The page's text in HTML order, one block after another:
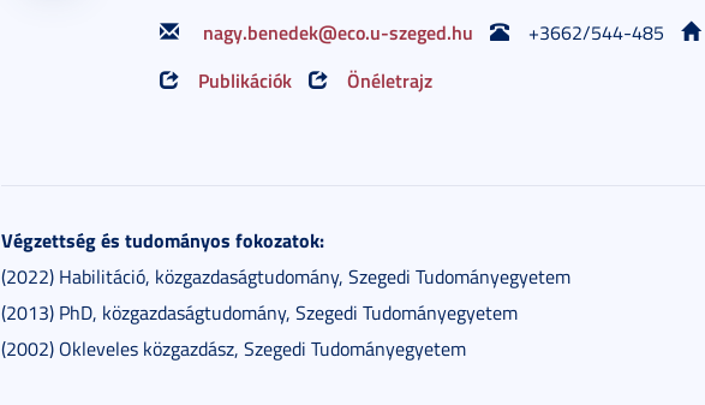
nagy.benedek@eco.u-szeged.hu
+3662/544-485
Publikációk
Önéletrajz
Végzettség és tudományos fokozatok:
(2022) Habilitáció, közgazdaságtudomány, Szegedi Tudományegyetem
(2013) PhD, közgazdaságtudomány, Szegedi Tudományegyetem
(2002) Okleveles közgazdász, Szegedi Tudományegyetem